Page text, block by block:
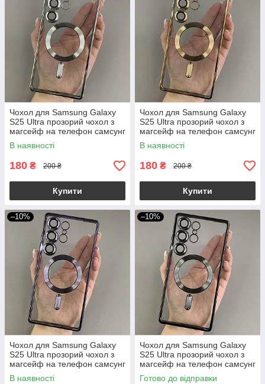
Чохол для Samsung Galaxy
S25 Ultra прозорий чохол з
магсейф на телефон самсунг
с25 ультра срібний h3b
В наявності
180 ₴ 200 ₴
Купити
Чохол для Samsung Galaxy
S25 Ultra прозорий чохол з
магсейф на телефон самсунг
с25 ультра золотий h3b
В наявності
180 ₴ 200 ₴
Купити
–10%
Чохол для Samsung Galaxy
S25 Ultra прозорий чохол з
магсейф на телефон самсунг
с25 ультра фіолетовий h3b
В наявності
–10%
Чохол для Samsung Galaxy
S25 Ultra прозорий чохол з
магсейф на телефон самсунг
с25 ультра чорний h3b
Готово до відправки